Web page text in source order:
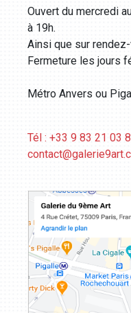
Ouvert du mercredi
à 19h.
Ainsi que sur
Fermeture les jours
Métro Anvers ou
Tél : +33 9 83 21 03